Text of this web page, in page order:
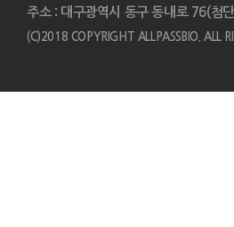
주소 : 대구광역시 동구 동내로 76(첨
(C)2018 COPYRIGHT ALLPASSBIO. ALL